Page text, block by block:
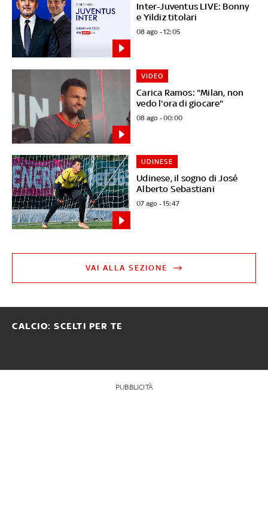
Inter-Juventus LIVE: Bonny
e Yildiz titolari
08 ago - 12:05
Carica Ramos: "Milan, non
vedo l'ora di giocare"
VIDEO
08 ago - 00:00
Udinese, il sogno di José
Alberto Sebastiani
UDINESE
07 ago - 15:47
VAI ALLA SEZIONE
CALCIO: SCELTI PER TE
PUBBLICITÀ